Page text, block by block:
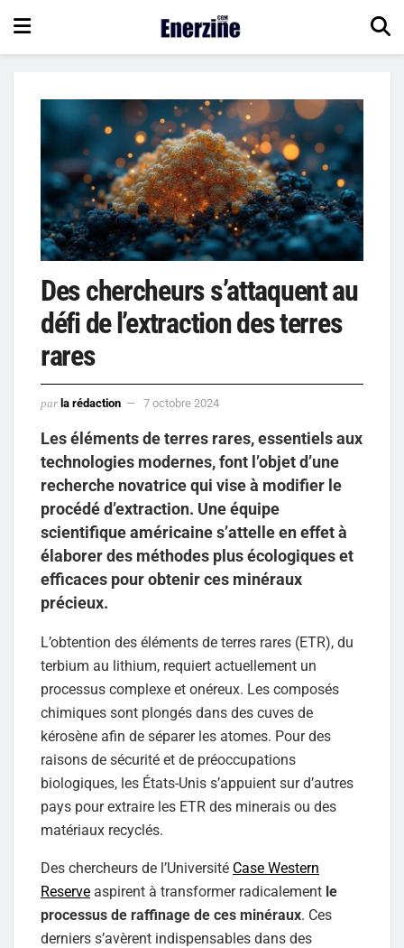
Des chercheurs s’attaquent au
défi de l’extraction des terres
rares
par la rédaction 7 octobre 2024
Les éléments de terres rares, essentiels aux
technologies modernes, font l’objet d’une
recherche novatrice qui vise à modifier le
procédé d’extraction. Une équipe
scientifique américaine s’attelle en effet à
élaborer des méthodes plus écologiques et
efficaces pour obtenir ces minéraux
précieux.
L’obtention des éléments de terres rares (ETR), du
terbium au lithium, requiert actuellement un
processus complexe et onéreux. Les composés
chimiques sont plongés dans des cuves de
kérosène afin de séparer les atomes. Pour des
raisons de sécurité et de préoccupations
biologiques, les États-Unis s’appuient sur d’autres
pays pour extraire les ETR des minerais ou des
matériaux recyclés.
Des chercheurs de l’Université Case Western
Reserve aspirent à transformer radicalement le
processus de raffinage de ces minéraux. Ces
derniers s’avèrent indispensables dans des